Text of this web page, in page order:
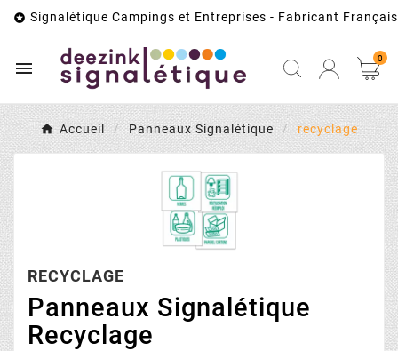
 Signalétique Campings et Entreprises - Fabricant Français
 0
Accueil Panneaux Signalétique recyclage
RECYCLAGE
Panneaux Signalétique
Recyclage